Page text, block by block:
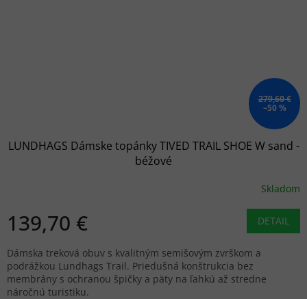
279,60 €
–50 %
LUNDHAGS Dámske topánky TIVED TRAIL SHOE W sand -
béžové
Skladom
139,70 € DETAIL
Dámska treková obuv s kvalitným semišovým zvrškom a
podrážkou Lundhags Trail. Priedušná konštrukcia bez
membrány s ochranou špičky a päty na ľahkú až stredne
náročnú turistiku.